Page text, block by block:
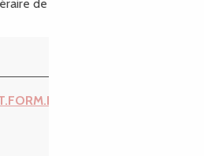
de randonnée :